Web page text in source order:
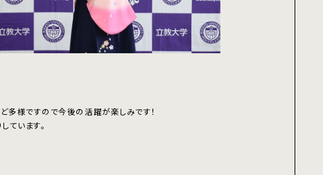
様ですので今後の活躍が楽しみです！
ています。